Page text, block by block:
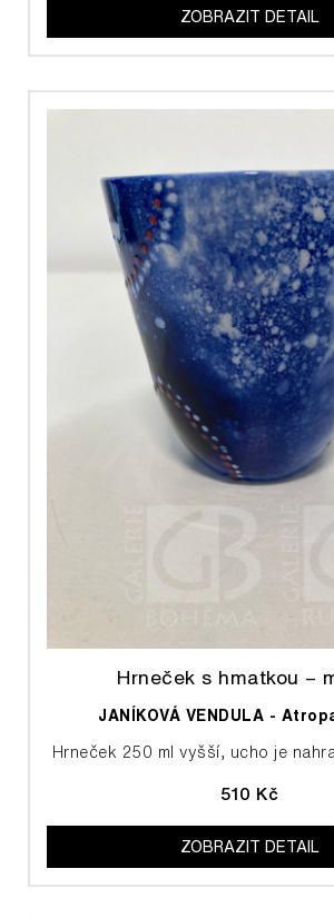
ZOBRAZIT DETAIL
Hrneček s hmatkou –
JANÍKOVÁ VENDULA -
Hrneček 250 ml vyšší, ucho je
510 Kč
ZOBRAZIT DETAIL